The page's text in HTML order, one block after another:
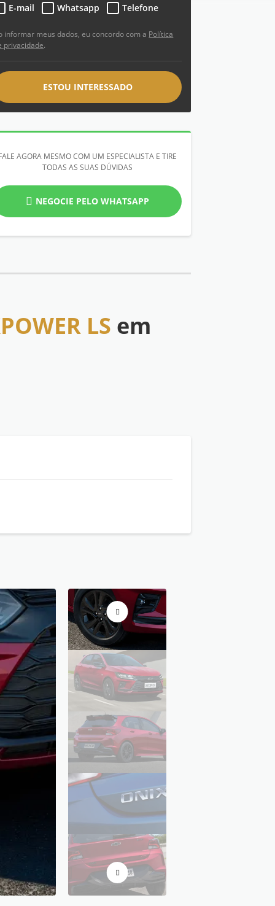
E-mail
Whatsapp Telefone
informar meus dados, eu concordo com a Política
privacidade.
ESTOU INTERESSADO
AGORA MESMO COM UM ESPECIALISTA E TIRE
TODAS AS SUAS DÚVIDAS
NEGOCIE PELO WHATSAPP
LS em